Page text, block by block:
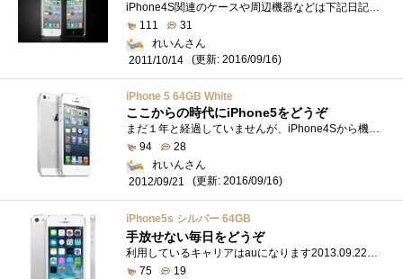
iPhone4S関連のケースや周辺機器などは下記日記へまとめリストとして記載しております。参照してくださいませ。【周辺機器一覧】充電スタンドは...
111
31
れいんさん
2011/10/14
(更新: 2016/09/16)
iPhone 5 64GB White
ここからの時代にiPhone5をどうぞ
まだ１年と経過していませんが、iPhone4Sから機種変更してみました。もちろん、発売日当日の受け渡しを実現するためにいろいろと活動してきまし...
94
28
れいんさん
2012/09/21
(更新: 2016/09/16)
iPhone5s シルバー 64GB
手放せない毎日をどうぞ
利用しているキャリアはauになります2013.09.22 追記 純正ではないLightningケーブルが利用できない2013.09.23 追記 指紋認証について2013.09.26追記東...
75
19